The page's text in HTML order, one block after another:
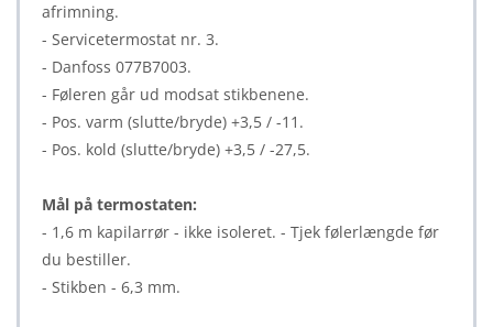
afrimning.
- Servicetermostat nr. 3.
- Danfoss 077B7003.
- Føleren går ud modsat stikbenene.
- Pos. varm (slutte/bryde) +3,5 / -11.
- Pos. kold (slutte/bryde) +3,5 / -27,5.
Mål på termostaten:
- 1,6 m kapilarrør - ikke isoleret. - Tjek følerlængde før
du bestiller.
- Stikben - 6,3 mm.